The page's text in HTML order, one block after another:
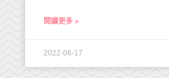
閱讀更多 »
2022-06-17